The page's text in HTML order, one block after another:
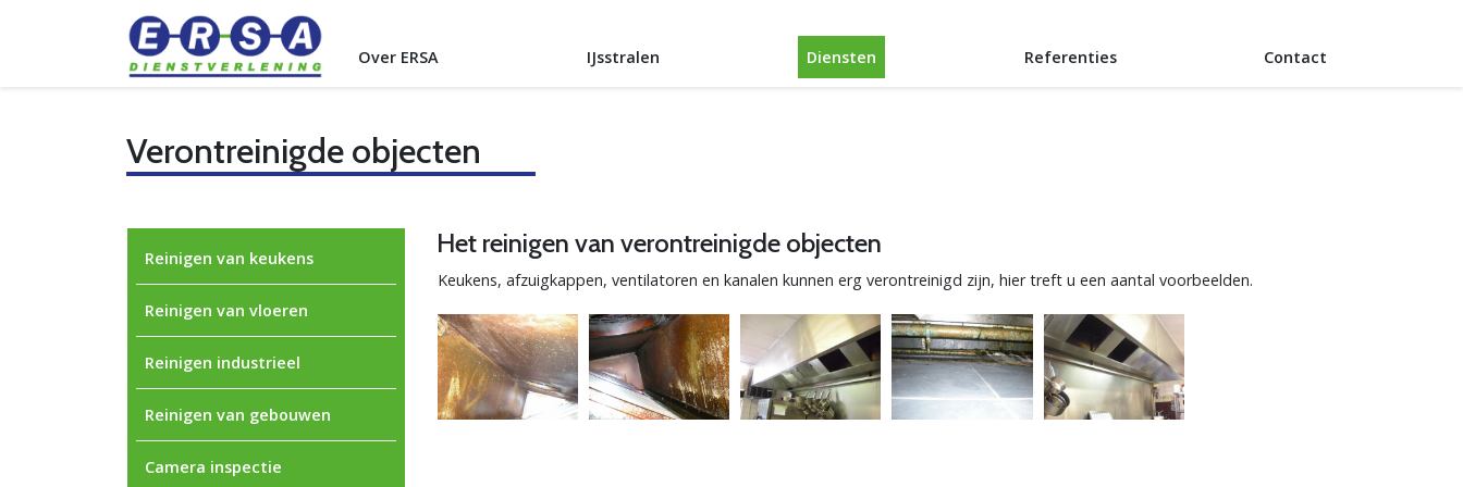
Over ERSA IJsstralen Diensten Referenties Contact
Verontreinigde objecten
Reinigen van keukens
Reinigen van vloeren
Reinigen industrieel
Reinigen van gebouwen
Camera inspectie
Het reinigen van verontreinigde objecten
Keukens, afzuigkappen, ventilatoren en kanalen kunnen erg verontreinigd zijn, hier treft u een aantal voorbeelden.